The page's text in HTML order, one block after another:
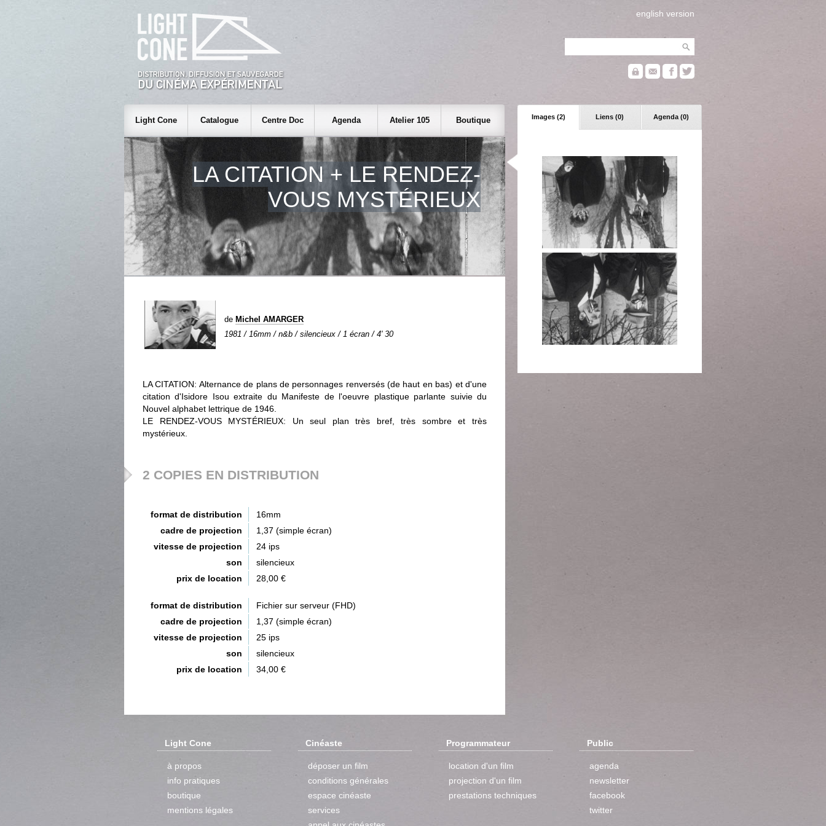
english version
Images (2) Liens (0) Agenda (0)
Light Cone Catalogue Centre Doc Agenda Atelier 105 Boutique
LA CITATION + LE RENDEZ-
VOUS MYSTÉRIEUX
de Michel AMARGER
1981 / 16mm / n&b / silencieux / 1 écran / 4' 30
LA CITATION: Alternance de plans de personnages renversés (de haut en bas) et d'une
citation d'Isidore Isou extraite du Manifeste de l'oeuvre plastique parlante suivie du
Nouvel alphabet lettrique de 1946.
LE RENDEZ-VOUS MYSTÉRIEUX: Un seul plan très bref, très sombre et très
mystérieux.
2 COPIES EN DISTRIBUTION
format de distribution
16mm
cadre de projection
1,37 (simple écran)
vitesse de projection
24 ips
son
silencieux
prix de location
28,00 €
format de distribution
Fichier sur serveur (FHD)
cadre de projection
1,37 (simple écran)
vitesse de projection
25 ips
son
silencieux
prix de location
34,00 €
Light Cone
à propos
info pratiques
boutique
mentions légales
Cinéaste
déposer un film
conditions générales
espace cinéaste
services
Programmateur
location d'un film
projection d'un film
prestations techniques
Public
agenda
newsletter
facebook
twitter